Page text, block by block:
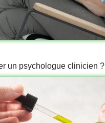
un psychologue clinicien ?